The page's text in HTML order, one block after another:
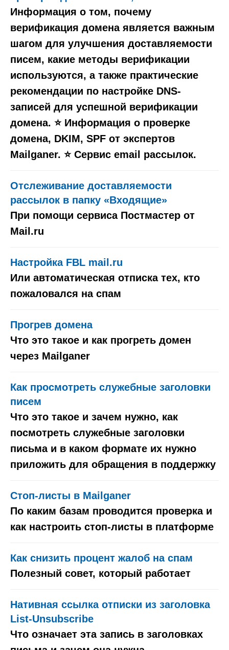
Информация о том, почему
верификация домена является важным
шагом для улучшения доставляемости
писем, какие методы верификации
используются, а также практические
рекомендации по настройке DNS-
записей для успешной верификации
домена. ⭐️ Информация о проверке
домена, DKIM, SPF от экспертов
Mailganer. ⭐️ Сервис email рассылок.
Отслеживание доставляемости
рассылок в папку «Входящие»
При помощи сервиса Постмастер от
Mail.ru
Настройка FBL mail.ru
Или автоматическая отписка тех, кто
пожаловался на спам​
Прогрев домена
Что это такое и как прогреть домен
через Mailganer
Как просмотреть служебные заголовки
писем
Что это такое и зачем нужно, как
посмотреть служебные заголовки
письма и в каком формате их нужно
приложить для обращения в поддержку
Стоп-листы в Mailganer
По каким базам проводится проверка и
как настроить стоп-листы в платформе
Как снизить процент жалоб на спам
Полезный совет, который работает
Нативная ссылка отписки из заголовка
List-Unsubscribe
Что означает эта запись в заголовках
с настройкой